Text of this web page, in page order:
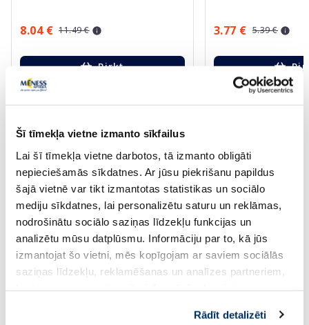
Šī tīmekļa vietne izmanto sīkfailus
Lai šī tīmekļa vietne darbotos, tā izmanto obligāti
nepieciešamās sīkdatnes. Ar jūsu piekrišanu papildus
šajā vietnē var tikt izmantotas statistikas un sociālo
mediju sīkdatnes, lai personalizētu saturu un reklāmas,
nodrošinātu sociālo saziņas līdzekļu funkcijas un
analizētu mūsu datplūsmu. Informāciju par to, kā jūs
izmantojat šo vietni, mēs kopīgojam ar saviem sociālās
saziņas līdzekļu, reklamēšanas un analīzes partneriem,
pakalpojumus. Ja piekrītat šo papildu sīkdatņu
Rādīt detalizēti
8.04 € 11.49 €
Pirkt
Standarta cena: 11.49 €
3.77 € 5.39 €
Standarta cena: 5.39 €
Saules aizsardzībai vasarā ☀️
Vairāk...
-60% -60%